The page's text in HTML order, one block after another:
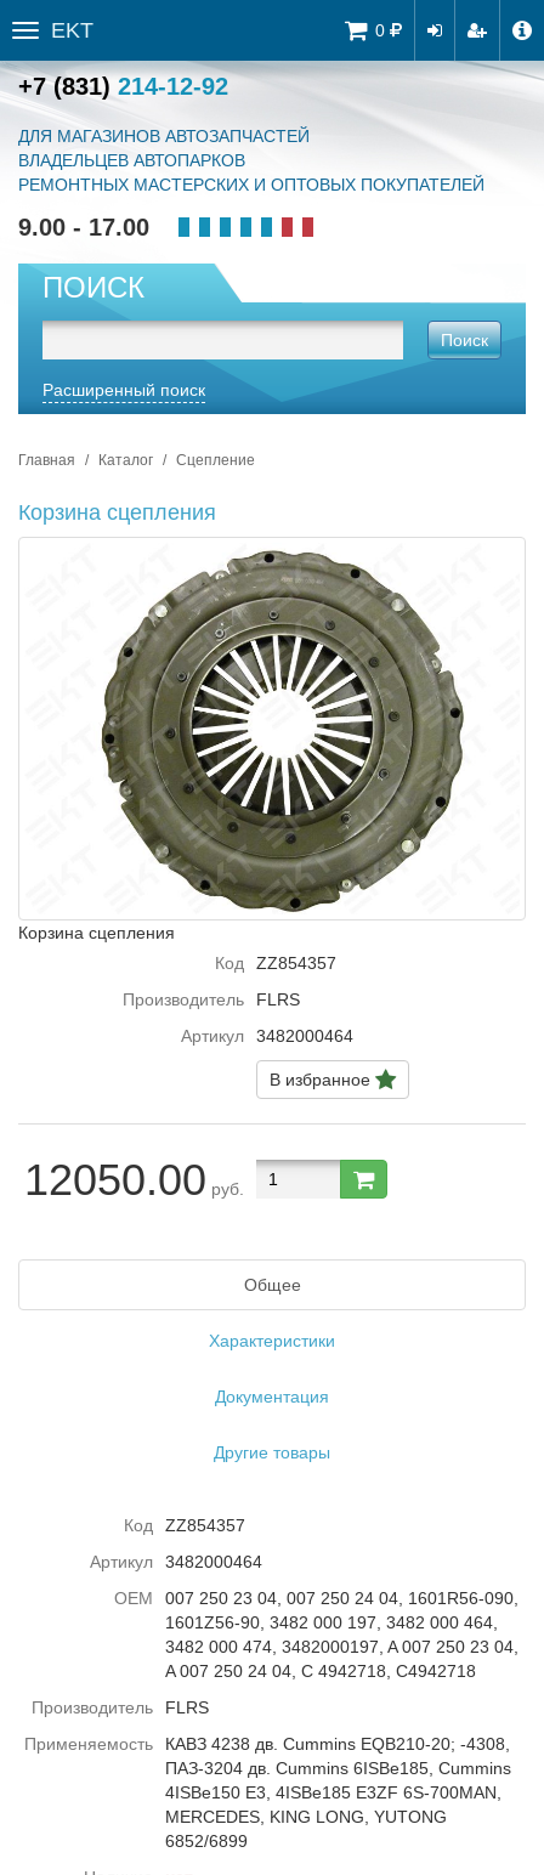
0
Toggle
sidebar
EKT
+7 (831) 214-12-92
ДЛЯ МАГАЗИНОВ АВТОЗАПЧАСТЕЙ
ВЛАДЕЛЬЦЕВ АВТОПАРКОВ
РЕМОНТНЫХ МАСТЕРСКИХ И ОПТОВЫХ ПОКУПАТЕЛЕЙ
9.00 - 17.00
ПОИСК
Поиск
Расширенный поиск
Главная Каталог Сцепление
Корзина сцепления
Корзина сцепления
Код
ZZ854357
Производитель
FLRS
Артикул
3482000464
В избранное
12050.00 руб.
Общее
Характеристики
Документация
Другие товары
Код
ZZ854357
Артикул
3482000464
ОЕМ
007 250 23 04, 007 250 24 04, 1601R56-090,
1601Z56-90, 3482 000 197, 3482 000 464,
3482 000 474, 3482000197, A 007 250 23 04,
A 007 250 24 04, C 4942718, C4942718
Производитель
FLRS
Применяемость
КАВЗ 4238 дв. Cummins EQB210-20; -4308,
ПАЗ-3204 дв. Cummins 6ISBe185, Cummins
4ISBe150 E3, 4ISBe185 E3ZF 6S-700MAN,
MERCEDES, KING LONG, YUTONG
6852/6899